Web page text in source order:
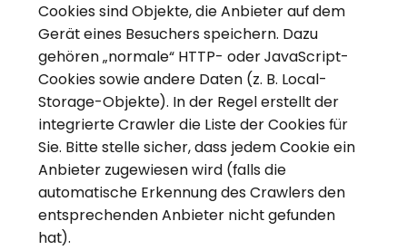
Cookies sind Objekte, die Anbieter auf dem
Gerät eines Besuchers speichern. Dazu
gehören „normale“ HTTP- oder JavaScript-
Cookies sowie andere Daten (z. B. Local-
Storage-Objekte). In der Regel erstellt der
integrierte Crawler die Liste der Cookies für
Sie. Bitte stelle sicher, dass jedem Cookie ein
Anbieter zugewiesen wird (falls die
automatische Erkennung des Crawlers den
entsprechenden Anbieter nicht gefunden
hat).